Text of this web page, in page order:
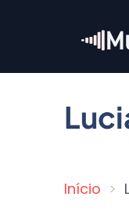
conteúdo
Trilha
Início